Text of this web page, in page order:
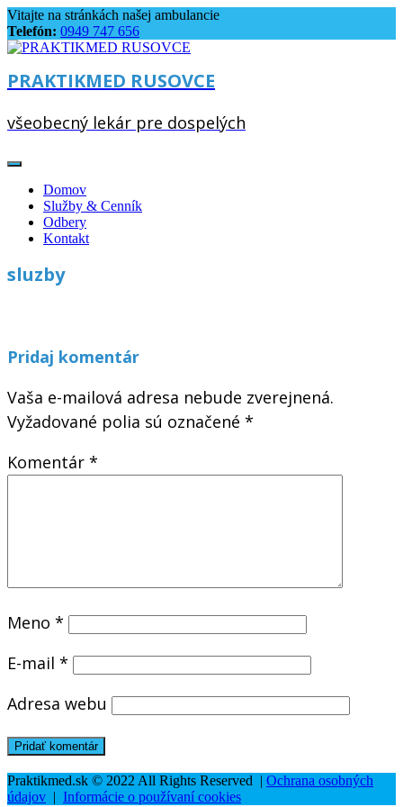
Skip
to
content
Vitajte na stránkách našej ambulancie
Telefón: 0949 747 656
PRAKTIKMED RUSOVCE
všeobecný lekár pre dospelých
Domov
Služby & Cenník
Odbery
Kontakt
sluzby
Pridaj komentár
Vaša e-mailová adresa nebude zverejnená.
Vyžadované polia sú označené *
Komentár *
Meno *
E-mail *
Adresa webu
Praktikmed.sk © 2022 All Rights Reserved | Ochrana osobných
údajov | Informácie o používaní cookies